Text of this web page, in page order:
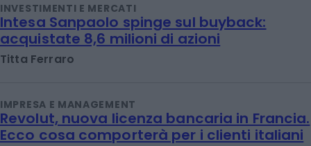
INVESTIMENTI E MERCATI
Intesa Sanpaolo spinge sul buyback:
acquistate 8,6 milioni di azioni
Titta Ferraro
IMPRESA E MANAGEMENT
Revolut, nuova licenza bancaria in Francia.
Ecco cosa comporterà per i clienti italiani